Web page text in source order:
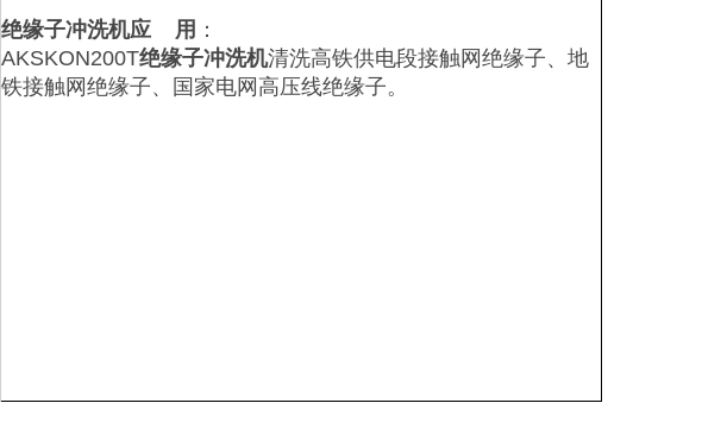
绝缘子冲洗机应 用 ：
AKSKON200T绝缘子冲洗机清洗高铁供电段接触网绝缘子、地
铁接触网绝缘子、国家电网高压线绝缘子。